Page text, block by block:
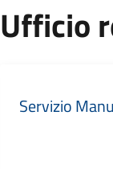
Ufficio
Servizio